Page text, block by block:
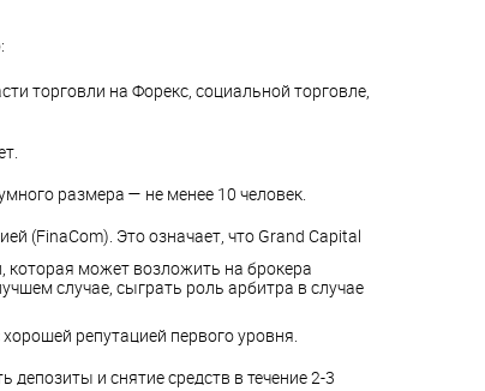
торговли на Форекс, социальной торговле,
размера — не менее 10 человек.
(FinaCom). Это означает, что Grand Capital
которая может возложить на брокера
случае, сыграть роль арбитра в случае
репутацией первого уровня.
и снятие средств в течение 2-3